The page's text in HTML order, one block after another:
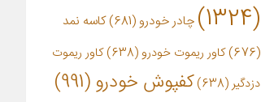
(1324)
چادر خودرو (681)
کاسه نمد
(676)
کاور ریموت خودرو(638)
کاور ریموت
دزدگیر(638) کفپوش خودرو(991)